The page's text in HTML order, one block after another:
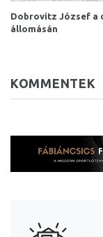
Dobrovitz József a
állomásán
KOMMENTEK